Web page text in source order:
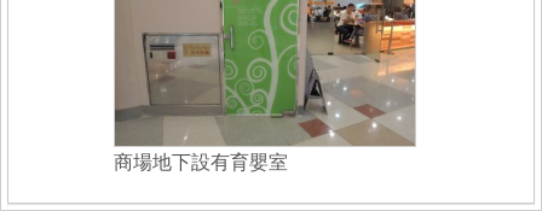
商場地下設有育嬰室